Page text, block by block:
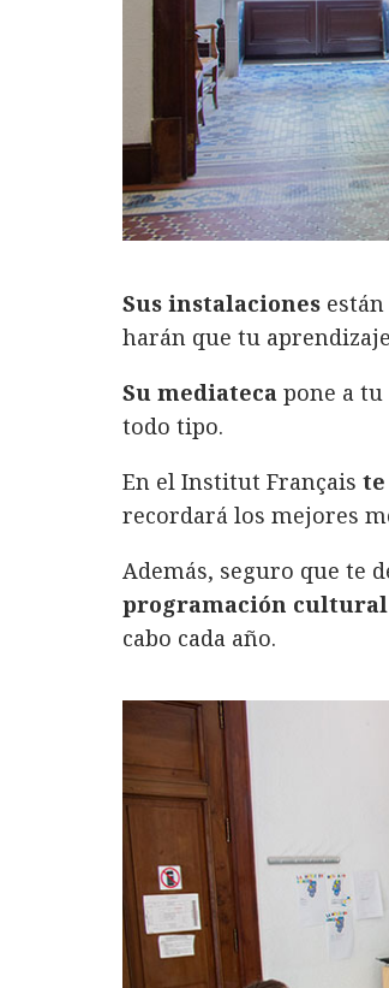
Sus instalaciones
harán que tu
Su mediateca pone a tu
todo tipo.
En el Institut Français
recordará los mejores
Además, seguro que te
programación cultural
cabo cada año.